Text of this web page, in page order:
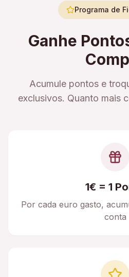
Programa de
Ganhe
Acumule pontos e
exclusivos. Quanto mais
1€ = 1
Por cada euro gasto,
conta